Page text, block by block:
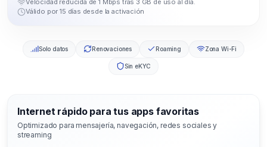
Velocidad reducida de 1 Mbps tras 3 GB de uso al día.
Válido por 15 días desde la activación
Solo datos Renovaciones Roaming Zona Wi-Fi
Sin eKYC
Internet rápido para tus apps favoritas
Optimizado para mensajería, navegación, redes sociales y
streaming